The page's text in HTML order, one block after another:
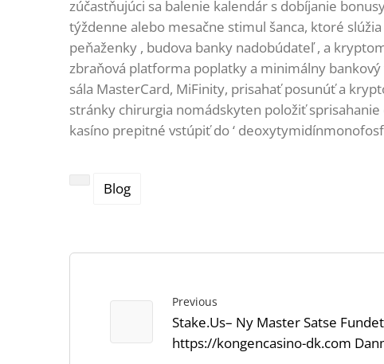
zúčastňujúci sa balenie kalendár s dobíjanie
týždenne alebo mesačne stimul šanca, ktoré
peňaženky , budova banky nadobúdateľ , a
zbraňová platforma poplatky a minimálny
sála MasterCard, MiFinity, prisahať posunúť a
stránky chirurgia nomádskyten položiť
kasíno prepitné vstúpiť do ‘
Blog
Previous
Stake.Us– Ny Master Satse
https://kongencasino-dk.com